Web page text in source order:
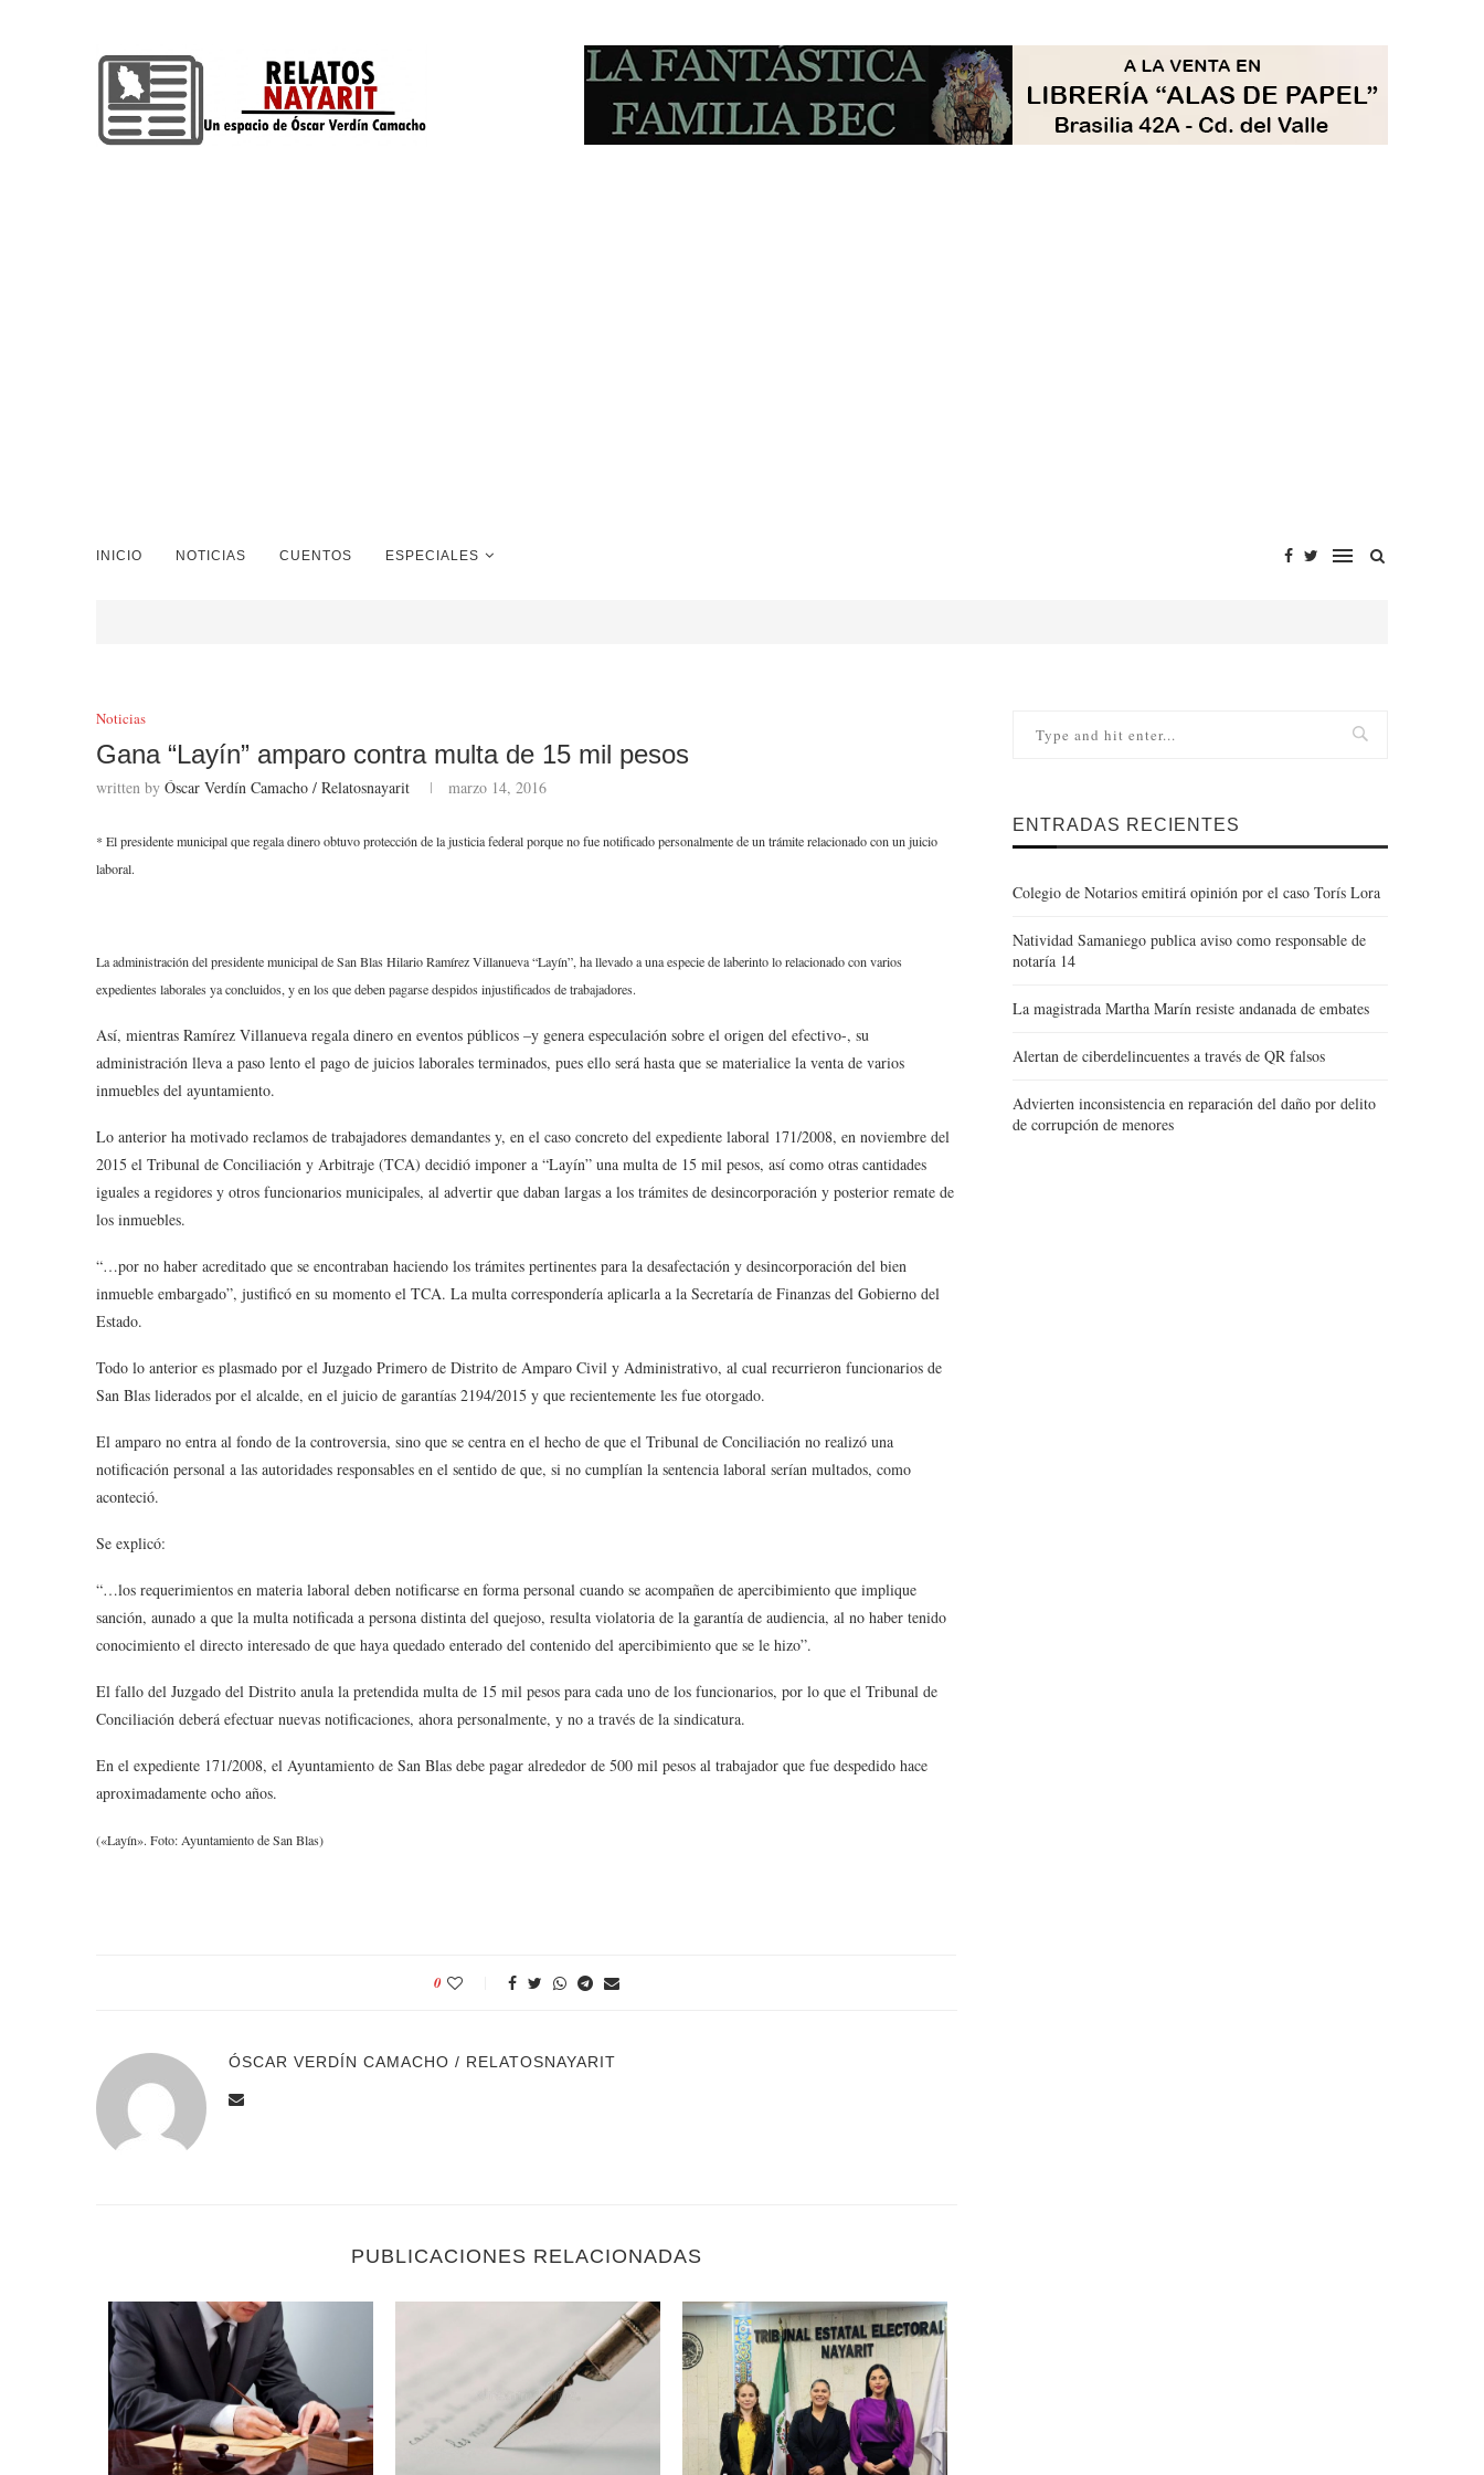
INICIO NOTICIAS CUENTOS ESPECIALES
Noticias
Gana “Layín” amparo contra multa de 15 mil pesos
written by Óscar Verdín Camacho / Relatosnayarit marzo 14, 2016
* El presidente municipal que regala dinero obtuvo protección de la justicia federal porque no fue notificado personalmente de un trámite relacionado con un juicio
laboral.
La administración del presidente municipal de San Blas Hilario Ramírez Villanueva “Layín”, ha llevado a una especie de laberinto lo relacionado con varios
expedientes laborales ya concluidos, y en los que deben pagarse despidos injustificados de trabajadores.
Así, mientras Ramírez Villanueva regala dinero en eventos públicos –y genera especulación sobre el origen del efectivo-, su
administración lleva a paso lento el pago de juicios laborales terminados, pues ello será hasta que se materialice la venta de varios
inmuebles del ayuntamiento.
Lo anterior ha motivado reclamos de trabajadores demandantes y, en el caso concreto del expediente laboral 171/2008, en noviembre del
2015 el Tribunal de Conciliación y Arbitraje (TCA) decidió imponer a “Layín” una multa de 15 mil pesos, así como otras cantidades
iguales a regidores y otros funcionarios municipales, al advertir que daban largas a los trámites de desincorporación y posterior remate de
los inmuebles.
“…por no haber acreditado que se encontraban haciendo los trámites pertinentes para la desafectación y desincorporación del bien
inmueble embargado”, justificó en su momento el TCA. La multa correspondería aplicarla a la Secretaría de Finanzas del Gobierno del
Estado.
Todo lo anterior es plasmado por el Juzgado Primero de Distrito de Amparo Civil y Administrativo, al cual recurrieron funcionarios de
San Blas liderados por el alcalde, en el juicio de garantías 2194/2015 y que recientemente les fue otorgado.
El amparo no entra al fondo de la controversia, sino que se centra en el hecho de que el Tribunal de Conciliación no realizó una
notificación personal a las autoridades responsables en el sentido de que, si no cumplían la sentencia laboral serían multados, como
aconteció.
Se explicó:
“…los requerimientos en materia laboral deben notificarse en forma personal cuando se acompañen de apercibimiento que implique
sanción, aunado a que la multa notificada a persona distinta del quejoso, resulta violatoria de la garantía de audiencia, al no haber tenido
conocimiento el directo interesado de que haya quedado enterado del contenido del apercibimiento que se le hizo”.
El fallo del Juzgado del Distrito anula la pretendida multa de 15 mil pesos para cada uno de los funcionarios, por lo que el Tribunal de
Conciliación deberá efectuar nuevas notificaciones, ahora personalmente, y no a través de la sindicatura.
En el expediente 171/2008, el Ayuntamiento de San Blas debe pagar alrededor de 500 mil pesos al trabajador que fue despedido hace
aproximadamente ocho años.
(«Layín». Foto: Ayuntamiento de San Blas)
0
ÓSCAR VERDÍN CAMACHO / RELATOSNAYARIT
PUBLICACIONES RELACIONADAS
ENTRADAS RECIENTES
Colegio de Notarios emitirá opinión por el caso Torís Lora
Natividad Samaniego publica aviso como responsable de
notaría 14
La magistrada Martha Marín resiste andanada de embates
Alertan de ciberdelincuentes a través de QR falsos
Advierten inconsistencia en reparación del daño por delito
de corrupción de menores